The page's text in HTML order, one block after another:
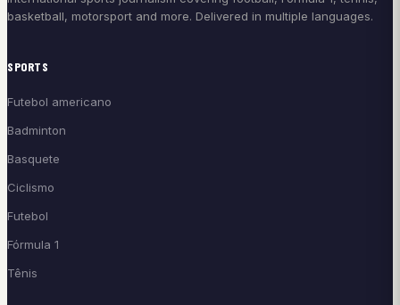
basketball, motorsport and more. Delivered in multiple languages.
SPORTS
Futebol americano
Badminton
Basquete
Ciclismo
Futebol
Fórmula 1
Tênis